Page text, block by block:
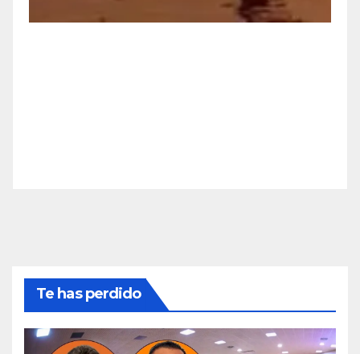
Te has perdido